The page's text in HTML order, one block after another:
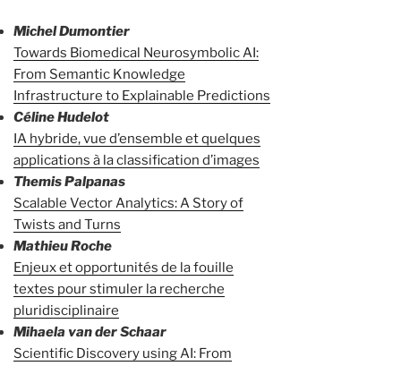
Michel Dumontier
Towards Biomedical Neurosymbolic AI:
From Semantic Knowledge
Infrastructure to Explainable Predictions
Céline Hudelot
IA hybride, vue d’ensemble et quelques
applications à la classification d’images
Themis Palpanas
Scalable Vector Analytics: A Story of
Twists and Turns
Mathieu Roche
Enjeux et opportunités de la fouille
textes pour stimuler la recherche
pluridisciplinaire
Mihaela van der Schaar
Scientific Discovery using AI: From